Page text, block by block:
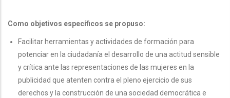
Como objetivos específicos se propuso:
Facilitar herramientas y actividades de formación para
potenciar en la ciudadanía el desarrollo de una actitud sensible
y crítica ante las representaciones de las mujeres en la
publicidad que atenten contra el pleno ejercicio de sus
derechos y la construcción de una sociedad democrática e